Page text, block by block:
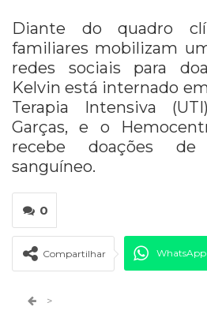
Diante do quadro
familiares mobilizam
redes sociais para
Kelvin está internado
Terapia Intensiva
Garças, e o
recebe doações
sanguíneo.
0
Compartilhar WhatsApp
>